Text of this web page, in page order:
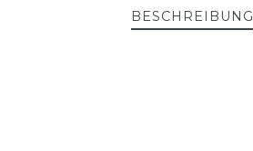
BESCHREIBUNG